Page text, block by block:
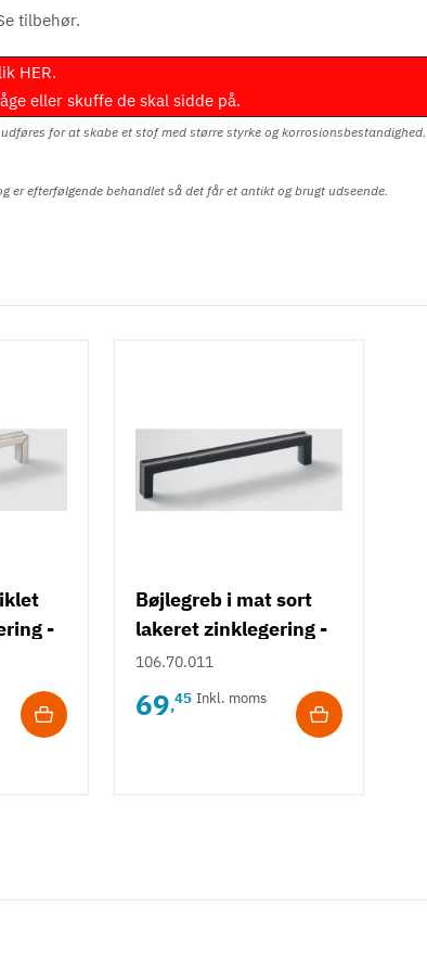
tilbehør.
HER.
eller skuffe de skal sidde på.
for at skabe et stof med større styrke og
er efterfølgende behandlet så det får et antikt og brugt udseende.
-
Bøjlegreb i mat sort
lakeret zinklegering -
model Häfele Design
106.70.011
69,45 Inkl. moms